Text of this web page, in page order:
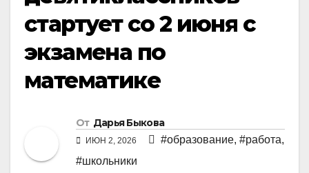
стартует со 2 июня с
экзамена по
математике
От Дарья Быкова
ИЮН 2, 2026 #образование, #работа,
#школьники